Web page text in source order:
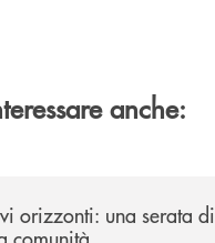
anche:
orizzonti: una serata di